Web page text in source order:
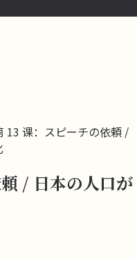
13 课：スピーチの依頼 /
/ 日本の人口が